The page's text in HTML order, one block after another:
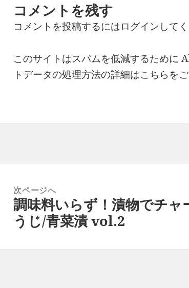
コメントを残す
コメントを投稿するにはログインして
このサイトはスパムを低減するために
トデータの処理方法の詳細はこちらを
次ページへ
次
の
調味料いらず！漬物でチ
うじ/青菜漬 vol.2